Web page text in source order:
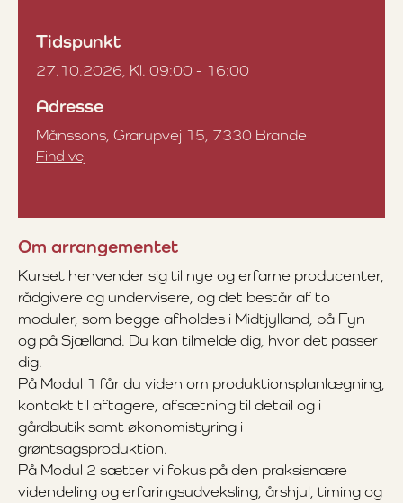
Tidspunkt
27.10.2026, Kl. 09:00 - 16:00
Adresse
Månssons, Grarupvej 15, 7330 Brande
Find vej
Om arrangementet
Kurset henvender sig til nye og erfarne producenter,
rådgivere og undervisere, og det består af to
moduler, som begge afholdes i Midtjylland, på Fyn
og på Sjælland. Du kan tilmelde dig, hvor det passer
dig.
På Modul 1 får du viden om produktionsplanlægning,
kontakt til aftagere, afsætning til detail og i
gårdbutik samt økonomistyring i
grøntsagsproduktion.
På Modul 2 sætter vi fokus på den praksisnære
videndeling og erfaringsudveksling, årshjul, timing og